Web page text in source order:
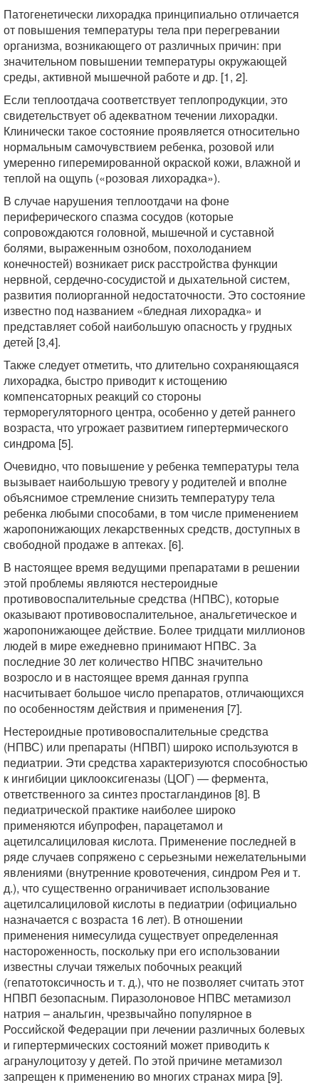
Патогенетически лихорадка принципиально отличается
от повышения температуры тела при перегревании
организма, возникающего от различных причин: при
значительном повышении температуры окружающей
среды, активной мышечной работе и др. [1, 2].
Если теплоотдача соответствует теплопродукции, это
свидетельствует об адекватном течении лихорадки.
Клинически такое состояние проявляется относительно
нормальным самочувствием ребенка, розовой или
умеренно гиперемированной окраской кожи, влажной и
теплой на ощупь («розовая лихорадка»).
В случае нарушения теплоотдачи на фоне
периферического спазма сосудов (которые
сопровождаются головной, мышечной и суставной
болями, выраженным ознобом, похолоданием
конечностей) возникает риск расстройства функции
нервной, сердечно-сосудистой и дыхательной систем,
развития полиорганной недостаточности. Это состояние
известно под названием «бледная лихорадка» и
представляет собой наибольшую опасность у грудных
детей [3,4].
Также следует отметить, что длительно сохраняющаяся
лихорадка, быстро приводит к истощению
компенсаторных реакций со стороны
терморегуляторного центра, особенно у детей раннего
возраста, что угрожает развитием гипертермического
синдрома [5].
Очевидно, что повышение у ребенка температуры тела
вызывает наибольшую тревогу у родителей и вполне
объяснимое стремление снизить температуру тела
ребенка любыми способами, в том числе применением
жаропонижающих лекарственных средств, доступных в
свободной продаже в аптеках. [6].
В настоящее время ведущими препаратами в решении
этой проблемы являются нестероидные
противовоспалительные средства (НПВС), которые
оказывают противовоспалительное, анальгетическое и
жаропонижающее действие. Более тридцати миллионов
людей в мире ежедневно принимают НПВС. За
последние 30 лет количество НПВС значительно
возросло и в настоящее время данная группа
насчитывает большое число препаратов, отличающихся
по особенностям действия и применения [7].
Нестероидные противовоспалительные средства
(НПВС) или препараты (НПВП) широко используются в
педиатрии. Эти средства характеризуются способностью
к ингибиции циклооксигеназы (ЦОГ) — фермента,
ответственного за синтез простагландинов [8]. В
педиатрической практике наиболее широко
применяются ибупрофен, парацетамол и
ацетилсалициловая кислота. Применение последней в
ряде случаев сопряжено с серьезными нежелательными
явлениями (внутренние кровотечения, синдром Рея и т.
д.), что существенно ограничивает использование
ацетилсалициловой кислоты в педиатрии (официально
назначается с возраста 16 лет). В отношении
применения нимесулида существует определенная
настороженность, поскольку при его использовании
известны случаи тяжелых побочных реакций
(гепатотоксичность и т. д.), что не позволяет считать этот
НПВП безопасным. Пиразолоновое НПВС метамизол
натрия – анальгин, чрезвычайно популярное в
Российской Федерации при лечении различных болевых
и гипертермических состояний может приводить к
агранулоцитозу у детей. По этой причине метамизол
запрещен к применению во многих странах мира [9].